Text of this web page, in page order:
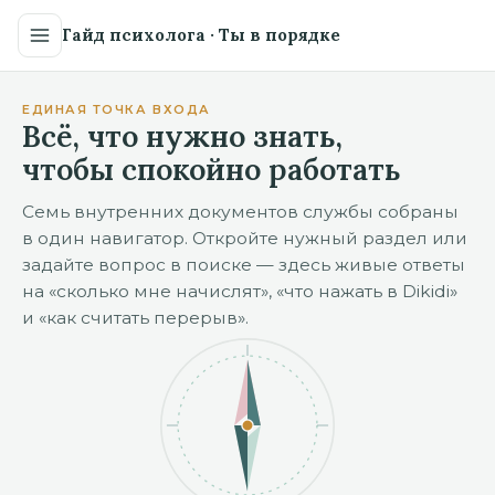
Гайд психолога · Ты в порядке
ЕДИНАЯ ТОЧКА ВХОДА
Всё, что нужно знать,
чтобы спокойно работать
Семь внутренних документов службы собраны
в один навигатор. Откройте нужный раздел или
задайте вопрос в поиске — здесь живые ответы
на «сколько мне начислят», «что нажать в Dikidi»
и «как считать перерыв».